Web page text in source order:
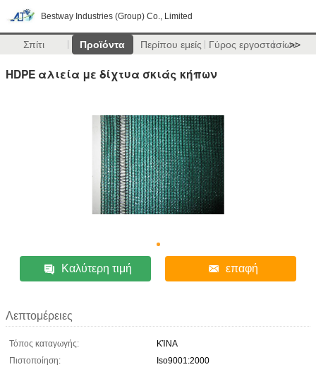
Bestway Industries (Group) Co., Limited
Σπίτι Προϊόντα Περίπου εμείς Γύρος εργοστασίων
>>
HDPE αλιεία με δίχτυα σκιάς κήπων
Καλύτερη τιμή επαφή
Λεπτομέρειες
Τόπος καταγωγής:
ΚΊΝΑ
Πιστοποίηση:
Iso9001:2000